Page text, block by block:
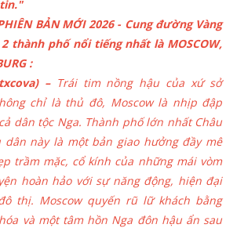
BẢN MỚI 2026 - Cung đường Vàng
thành phố nổi tiếng nhất là MOSCOW,
:
–Trái tim nồng hậu của xứ sở
chỉ là thủ đô, Moscow là nhịp đập
dân tộc Nga. Thành phố lớn nhất Châu
dân này là một bản giao hưởng đầy mê
trầm mặc, cổ kính của những mái vòm
hoàn hảo với sự năng động, hiện đại
thị. Moscow quyến rũ lữ khách bằng
và một tâm hồn Nga đôn hậu ẩn sau